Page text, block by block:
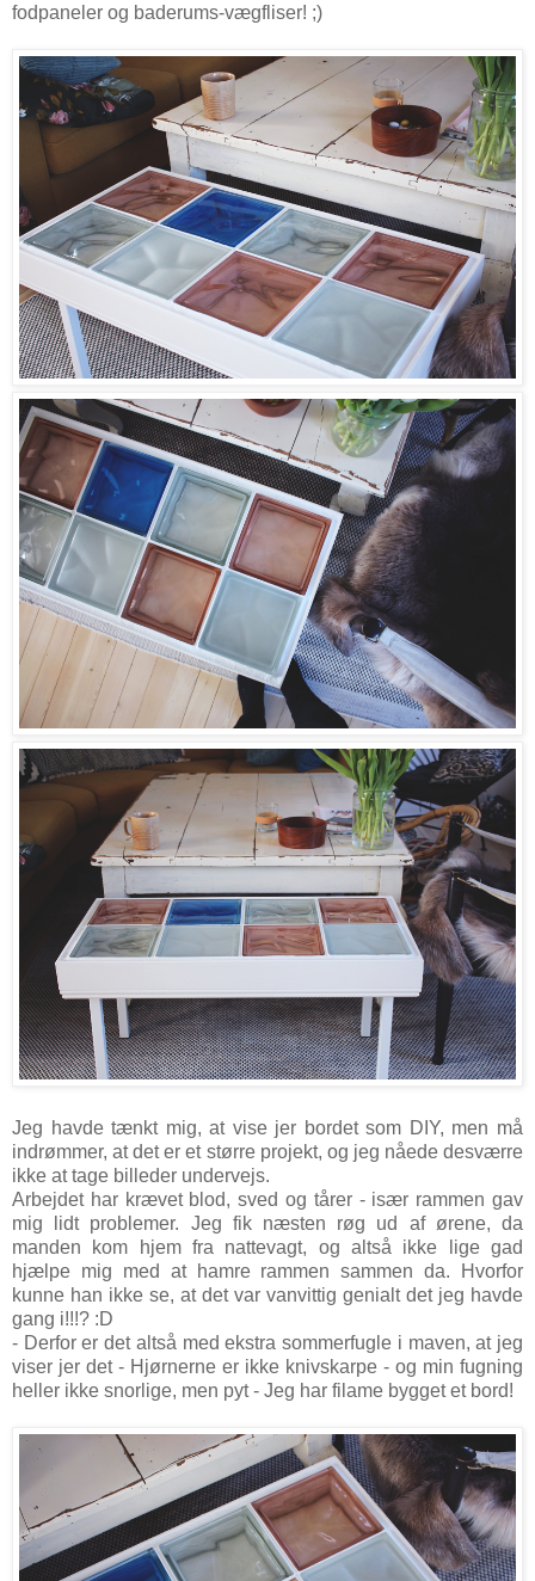
fodpaneler og baderums-vægfliser! ;)
Jeg havde tænkt mig, at vise jer bordet som DIY, men må
indrømmer, at det er et større projekt, og jeg nåede desværre
ikke at tage billeder undervejs.
Arbejdet har krævet blod, sved og tårer - især rammen gav
mig lidt problemer. Jeg fik næsten røg ud af ørene, da
manden kom hjem fra nattevagt, og altså ikke lige gad
hjælpe mig med at hamre rammen sammen da. Hvorfor
kunne han ikke se, at det var vanvittig genialt det jeg havde
gang i!!!? :D
- Derfor er det altså med ekstra sommerfugle i maven, at jeg
viser jer det - Hjørnerne er ikke knivskarpe - og min fugning
heller ikke snorlige, men pyt - Jeg har filame bygget et bord!